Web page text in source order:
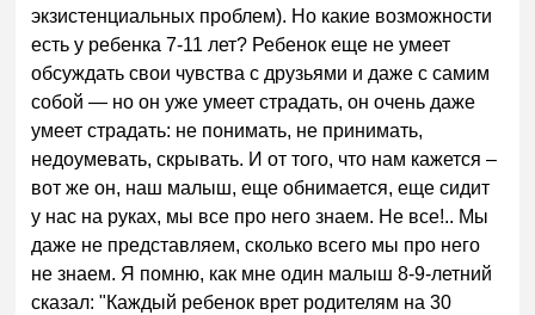
экзистенциальных проблем). Но какие возможности
есть у ребенка 7-11 лет? Ребенок еще не умеет
обсуждать свои чувства с друзьями и даже с самим
собой — но он уже умеет страдать, он очень даже
умеет страдать: не понимать, не принимать,
недоумевать, скрывать. И от того, что нам кажется –
вот же он, наш малыш, еще обнимается, еще сидит
у нас на руках, мы все про него знаем. Не все!.. Мы
даже не представляем, сколько всего мы про него
не знаем. Я помню, как мне один малыш 8-9-летний
сказал: "Каждый ребенок врет родителям на 30